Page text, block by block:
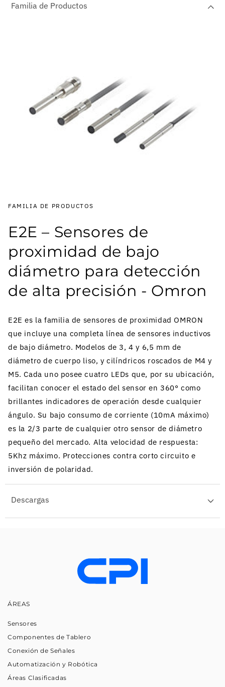
Familia de Productos
FAMILIA DE PRODUCTOS
E2E – Sensores de
proximidad de bajo
diámetro para detección
de alta precisión - Omron
E2E es la familia de sensores de proximidad OMRON
que incluye una completa línea de sensores inductivos
de bajo diámetro. Modelos de 3, 4 y 6,5 mm de
diámetro de cuerpo liso, y cilíndricos roscados de M4 y
M5. Cada uno posee cuatro LEDs que, por su ubicación,
facilitan conocer el estado del sensor en 360° como
brillantes indicadores de operación desde cualquier
ángulo. Su bajo consumo de corriente (10mA máximo)
es la 2/3 parte de cualquier otro sensor de diámetro
pequeño del mercado. Alta velocidad de respuesta:
5Khz máximo. Protecciones contra corto circuito e
inversión de polaridad.
Descargas
ÁREAS
Sensores
Componentes de Tablero
Conexión de Señales
Automatización y Robótica
Áreas Clasificadas